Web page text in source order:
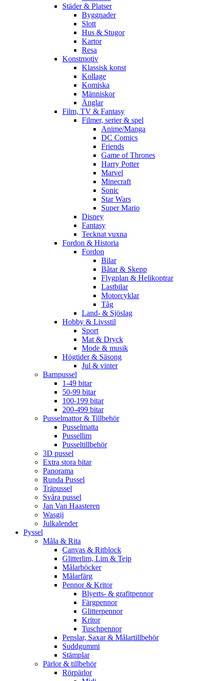
Städer & Platser
Byggnader
Slott
Hus & Stugor
Kartor
Resa
Konstmotiv
Klassisk konst
Kollage
Komiska
Människor
Änglar
Film, TV & Fantasy
Filmer, serier & spel
Anime/Manga
DC Comics
Friends
Game of Thrones
Harry Potter
Marvel
Minecraft
Sonic
Star Wars
Super Mario
Disney
Fantasy
Tecknat vuxna
Fordon & Historia
Fordon
Bilar
Båtar & Skepp
Flygplan & Helikoptrar
Lastbilar
Motorcyklar
Tåg
Land- & Sjöslag
Hobby & Livsstil
Sport
Mat & Dryck
Mode & musik
Högtider & Säsong
Jul & vinter
Barnpussel
1-49 bitar
50-99 bitar
100-199 bitar
200-499 bitar
Pusselmattor & Tillbehör
Pusselmatta
Pussellim
Pusseltillbehör
3D pussel
Extra stora bitar
Panorama
Runda Pussel
Träpussel
Svåra pussel
Jan Van Haasteren
Wasgij
Julkalender
Pyssel
Måla & Rita
Canvas & Ritblock
Glitterlim, Lim & Tejp
Målarböcker
Målarfärg
Pennor & Kritor
Blyerts- & grafitpennor
Färgpennor
Glitterpennor
Kritor
Tuschpennor
Penslar, Saxar & Målartillbehör
Suddgummi
Stämplar
Pärlor & tillbehör
Rörpärlor